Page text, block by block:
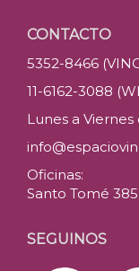
CONTACTO
5352-8466
11-6162-3088
Lunes a Viernes
Oficinas:
Santo Tomé
SEGUINOS